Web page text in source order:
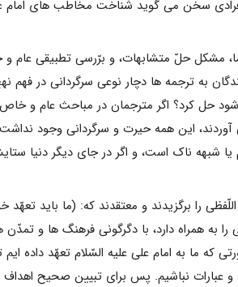
سخن مى گوید شناخت مخاطب هاى امام
مشکل حلّ متشابهات، و برّرسى تطبیقى عام
به ترجمه ها دچار نوعى سرگردانى در فهم
حل کرد؟ اگر مترجمان در مباحث عام و خاص
این همه حیرت و سرگردانى وجود
شبهه ناک است، و اگر در جاى دیگر دنیا
را برگزیدند و معتقدند که: (ما باید تعهّد
همراه دارد، با دگرگونى فرهنگ ها و تمدّن
ما به امام على علیه السّلام تعهّد داده ایم
عبارات نباشیم. پس براى تبیین صحیح اهداف